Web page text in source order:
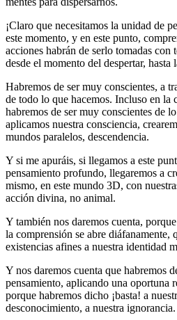
¡Claro que necesitamos la unidad de
este momento, y en este punto,
acciones habrán de serlo tomadas con
desde el momento del despertar, hasta
Habremos de ser muy conscientes, a
de todo lo que hacemos. Incluso en la
habremos de ser muy conscientes de
aplicamos nuestra consciencia,
mundos paralelos, descendencia.
Y si me apuráis, si llegamos a este
pensamiento profundo, llegaremos a
mismo, en este mundo 3D, con
acción divina, no animal.
Y también nos daremos cuenta,
la comprensión se abre diáfanamente,
existencias afines a nuestra identidad
Y nos daremos cuenta que habremos
pensamiento, aplicando una oportuna
porque habremos dicho ¡basta! a
desconocimiento, a nuestra ignorancia.